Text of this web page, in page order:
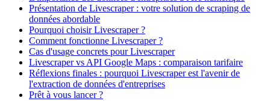
Présentation de Livescraper : votre solution de scraping de
données abordable
Pourquoi choisir Livescraper ?
Comment fonctionne Livescraper ?
Cas d'usage concrets pour Livescraper
Livescraper vs API Google Maps : comparaison tarifaire
Réflexions finales : pourquoi Livescraper est l'avenir de
l'extraction de données d'entreprises
Prêt à vous lancer ?